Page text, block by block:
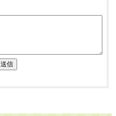
送信